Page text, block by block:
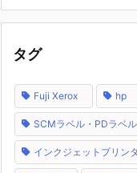
タグ
Fuji Xerox hp
SCMラベル・PDラベル
インクジェットプリン